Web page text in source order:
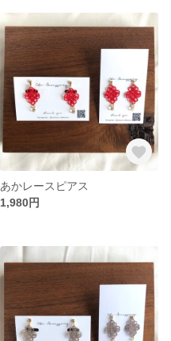
あかレースピアス
1,980円